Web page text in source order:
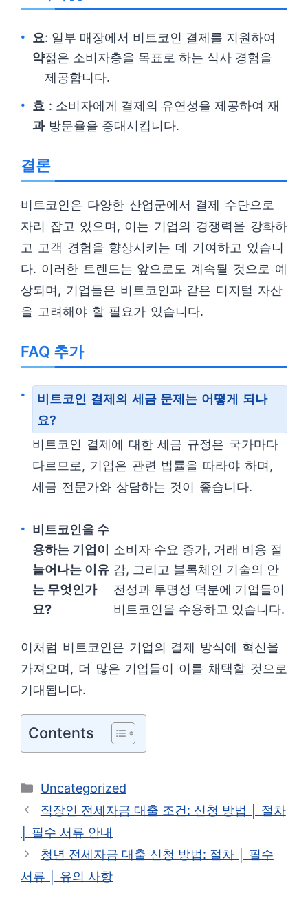
요
약
: 일부 매장에서 비트코인 결제를 지원하여
젊은 소비자층을 목표로 하는 식사 경험을
제공합니다.
효
과
: 소비자에게 결제의 유연성을 제공하여 재
방문율을 증대시킵니다.
결론
비트코인은 다양한 산업군에서 결제 수단으로
자리 잡고 있으며, 이는 기업의 경쟁력을 강화하
고 고객 경험을 향상시키는 데 기여하고 있습니
다. 이러한 트렌드는 앞으로도 계속될 것으로 예
상되며, 기업들은 비트코인과 같은 디지털 자산
을 고려해야 할 필요가 있습니다.
FAQ 추가
비트코인 결제의 세금 문제는 어떻게 되나
요?
비트코인 결제에 대한 세금 규정은 국가마다
다르므로, 기업은 관련 법률을 따라야 하며,
세금 전문가와 상담하는 것이 좋습니다.
비트코인을 수
용하는 기업이
늘어나는 이유
는 무엇인가
요?
소비자 수요 증가, 거래 비용 절
감, 그리고 블록체인 기술의 안
전성과 투명성 덕분에 기업들이
비트코인을 수용하고 있습니다.
이처럼 비트코인은 기업의 결제 방식에 혁신을
가져오며, 더 많은 기업들이 이를 채택할 것으로
기대됩니다.
Contents
카
테
리
Uncategorized
직장인 전세자금 대출 조건: 신청 방법 │ 절차
│ 필수 서류 안내
청년 전세자금 대출 신청 방법: 절차 │ 필수
서류 │ 유의 사항